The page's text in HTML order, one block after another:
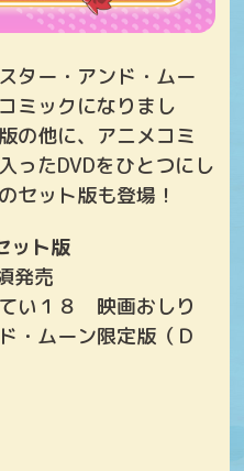
ター・アンド・ムー
ミックになりまし
の他に、アニメコミ
ったDVDをひとつにし
セット版も登場！
ット版
発売
い１８ 映画おしり
・ムーン限定版（Ｄ